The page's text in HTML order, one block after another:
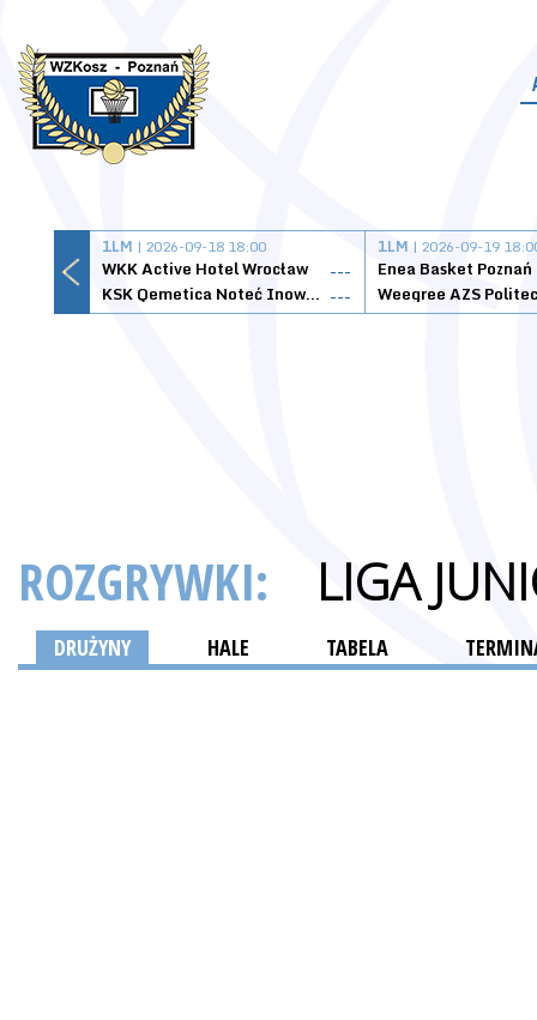
1LM | 2026-09-18 18:00
WKK Active Hotel Wrocław
---
KSK Qemetica Noteć Inowrocław ---
1LM | 2026-09-19
Enea Basket Poznań
ROZGRYWKI: LIGA
DRUŻYNY HALE TABELA